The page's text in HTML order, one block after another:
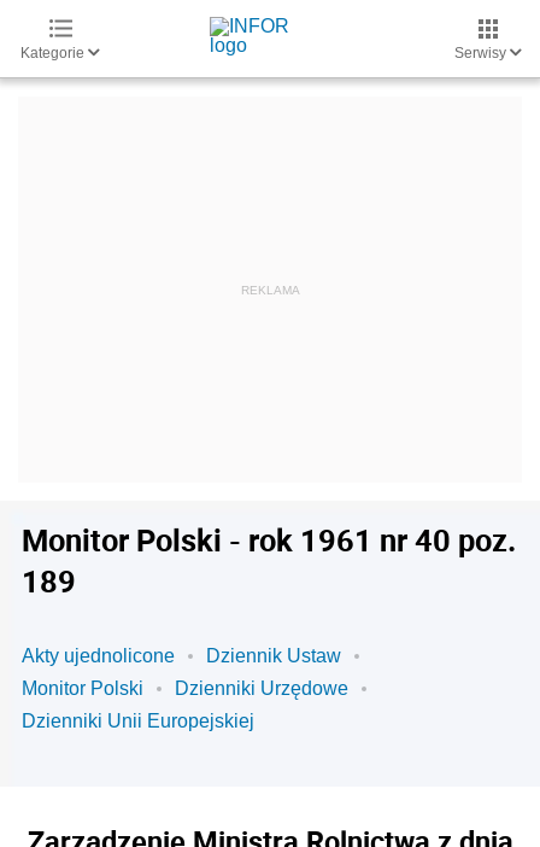
Kategorie Serwisy
Monitor Polski - rok 1961 nr 40 poz.
189
Akty ujednolicone
Dziennik Ustaw
Monitor Polski
Dzienniki Urzędowe
Dzienniki Unii Europejskiej